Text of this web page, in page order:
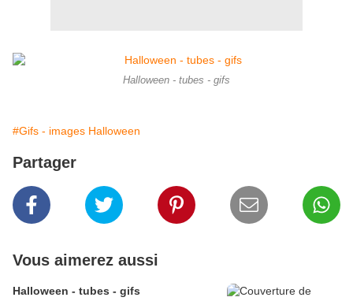
Halloween - tubes - gifs
#Gifs - images Halloween
Partager
Vous aimerez aussi
Halloween - tubes - gifs